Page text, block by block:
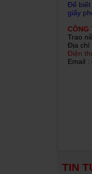
Để biết
giấy
CÔNG
Trao
Địa chỉ
Điện
Email :
TIN